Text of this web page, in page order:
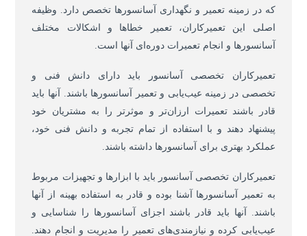
که در زمینه تعمیر و نگهداری آسانسورها تخصص دارد. وظیفه
اصلی این تعمیرکاران، تعمیر خطاها و اشکالات مختلف
آسانسورها و انجام تعمیرات دوره‌ای آنها است.
تعمیرکاران تخصصی آسانسور باید دارای دانش فنی و
تخصصی در زمینه عیب‌یابی و تعمیر آسانسورها باشند. آنها باید
قادر باشند تعمیرات ارزان‌تر و موثرتر را به مشتریان خود
پیشنهاد دهند و با استفاده از تمام تجربه و دانش فنی خود،
عملکرد بهتری برای آسانسورها داشته باشند.
تعمیرکاران تخصصی آسانسور باید با ابزارها و تجهیزات مربوط
به تعمیر آسانسورها آشنا بوده و قادر به استفاده بهینه از آنها
باشند. آنها باید قادر باشند اجزای آسانسورها را شناسایی و
عیب‌یابی کرده و نیازمندی‌های تعمیر را مدیریت و انجام دهند.